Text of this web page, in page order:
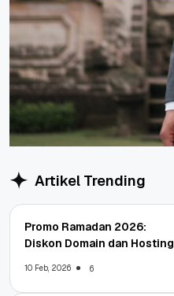
Artikel Trending
Promo Ramadan 2026:
Diskon Domain dan Hosting
10 Feb, 2026 6